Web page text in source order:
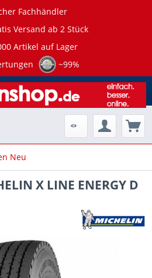
Fachhändler
Versand ab 2 Stück
Artikel auf Lager
~99%
Neu
X LINE ENERGY D